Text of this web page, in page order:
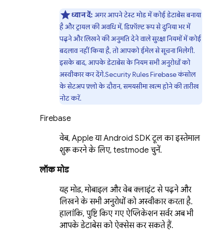
ध्यान दें: अगर आपने टेस्ट मोड में कोई डेटाबेस बनाया
है और ट्रायल की अवधि में, डिफ़ॉल्ट रूप से दुनिया भर में
पढ़ने और लिखने की अनुमति देने वाले सुरक्षा नियमों में कोई
बदलाव नहीं किया है, तो आपको ईमेल से सूचना मिलेगी.
इसके बाद, आपके डेटाबेस के नियम सभी अनुरोधों को
अस्वीकार कर देंगे.Security RulesFirebase कंसोल
के सेटअप फ़्लो के दौरान, समयसीमा खत्म होने की तारीख
नोट करें.
Firebase
वेब, Apple या Android SDK टूल का इस्तेमाल
शुरू करने के लिए, testmode चुनें.
लॉक मोड
यह मोड, मोबाइल और वेब क्लाइंट से पढ़ने और
लिखने के सभी अनुरोधों को अस्वीकार करता है.
हालांकि, पुष्टि किए गए ऐप्लिकेशन सर्वर अब भी
आपके डेटाबेस को ऐक्सेस कर सकते हैं.